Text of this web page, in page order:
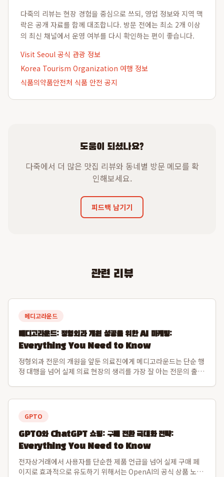
다죽의 리뷰는 현장 경험을 중심으로 쓰되, 영업 정보와 지역 맥
락은 공개 자료를 함께 대조합니다. 방문 전에는 최소 2개 이상
의 최신 채널에서 운영 여부를 다시 확인하는 편이 좋습니다.
Visit Seoul 공식 관광 정보
Korea Tourism Organization 여행 정보
식품의약품안전처 식품 안전 공지
도움이 되셨나요?
다죽에서 더 많은 맛집 리뷰와 동네별 방문 메모를 확
인해보세요.
피드백 남기기
관련 리뷰
메디고라운드
메디고라운드: 정형외과 개원 성공을 위한 AI 마케팅:
Everything You Need to Know
정형외과 전문의 개원을 앞둔 의료진에게 메디고라운드는 단순 행
정 대행을 넘어 실제 의료 현장의 생리를 가장 잘 아는 전문의 출신
오를 획기적으로 줄이는 운영 시...
GPTO
GPTO와 ChatGPT 쇼핑: 구매 전환 극대화 전략:
Everything You Need to Know
전자상거래에서 사용자를 단순한 제품 언급을 넘어 실제 구매 페
이지로 효과적으로 유도하기 위해서는 OpenAI의 공식 상품 노출